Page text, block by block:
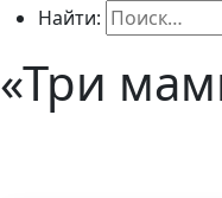
Найти:
«Три